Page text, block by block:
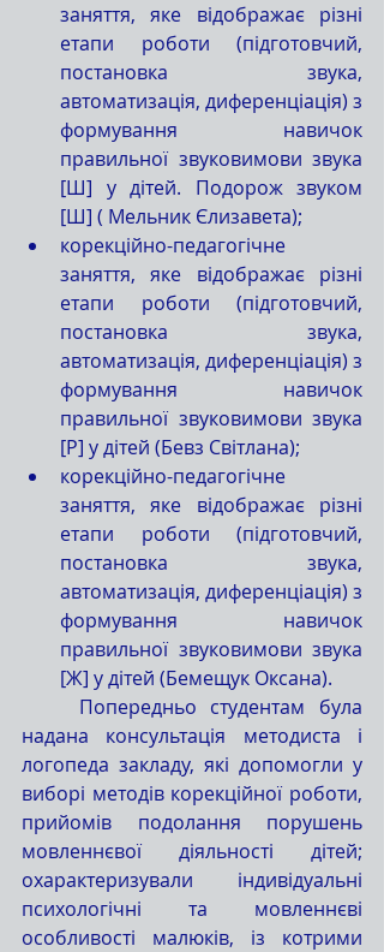
заняття, яке відображає різні
етапи роботи (підготовчий,
постановка звука,
автоматизація, диференціація) з
формування навичок
правильної звуковимови звука
[Ш] у дітей. Подорож звуком
[Ш] ( Мельник Єлизавета);
корекційно-педагогічне
заняття, яке відображає різні
етапи роботи (підготовчий,
постановка звука,
автоматизація, диференціація) з
формування навичок
правильної звуковимови звука
[Р] у дітей (Бевз Світлана);
корекційно-педагогічне
заняття, яке відображає різні
етапи роботи (підготовчий,
постановка звука,
автоматизація, диференціація) з
формування навичок
правильної звуковимови звука
[Ж] у дітей (Бемещук Оксана).
Попередньо студентам була
надана консультація методиста і
логопеда закладу, які допомогли у
виборі методів корекційної роботи,
прийомів подолання порушень
мовленнєвої діяльності дітей;
охарактеризували індивідуальні
психологічні та мовленнєві
особливості малюків, із котрими